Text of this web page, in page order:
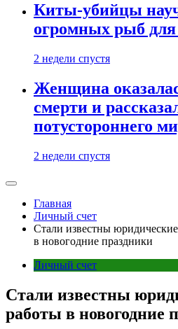
Киты-убийцы
огромных рыб
2 недели спустя
Женщина
смерти и
потустороннего
2 недели спустя
Главная
Личный счет
Стали известны
в новогодние праздники
Личный счет
Стали известны
работы в новогодние